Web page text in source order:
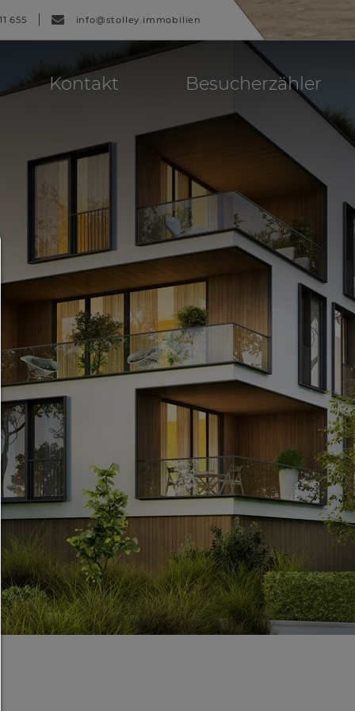
655 info@stolley.immobilien
Kontakt Besucherzähler
Consent Manager
HILFE
Um fortfahren zu können,müssen Sie eine
Auswahl treffen. Nachfolgend erhalten Sie
Erläuterung der verschiedenen Optionen und
Bedeutung.
Alles zulassen:
Jedes Cookie wie z.B. Tracking- und Analytische-
sowie Drittanbieter-Inhalte.
Auswahl erlauben:
Es werden nur Drittanbieter-Inhalte oder die
Arten zugelassen die Sie in den Checkboxen
haben.
Nur notwendiges zulassen:
Es werden nur die technisch notwendigen
zugelassen und keine Drittanbieter-Inhalte.